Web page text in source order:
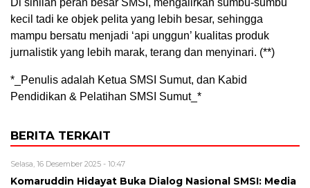
Di sinilah peran besar SMSI, mengalirkan sumbu-sumbu
kecil tadi ke objek pelita yang lebih besar, sehingga
mampu bersatu menjadi ‘api unggun’ kualitas produk
jurnalistik yang lebih marak, terang dan menyinari. (**)
*_Penulis adalah Ketua SMSI Sumut, dan Kabid
Pendidikan & Pelatihan SMSI Sumut_*
BERITA TERKAIT
Selasa, 16 Desember 2025 - 10:47
Komaruddin Hidayat Buka Dialog Nasional SMSI: Media